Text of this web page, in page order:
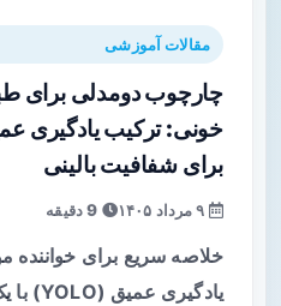
مقالات آموزشی
چارچوب دو‌مدلی برای
خونی: ترکیب یادگیری
برای شفافیت بالینی
خلاصه سریع برای